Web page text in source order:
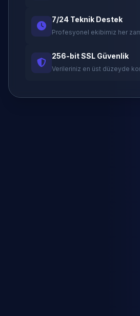
7/24 Teknik Destek
Profesyonel ekibimiz her
256-bit SSL Güvenlik
Verileriniz en üst düzeyde